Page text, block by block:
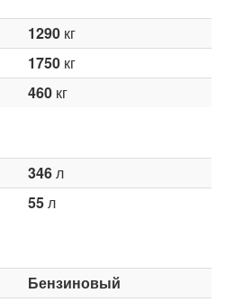
1290 кг
1750 кг
460 кг
346л
55л
Бензиновый